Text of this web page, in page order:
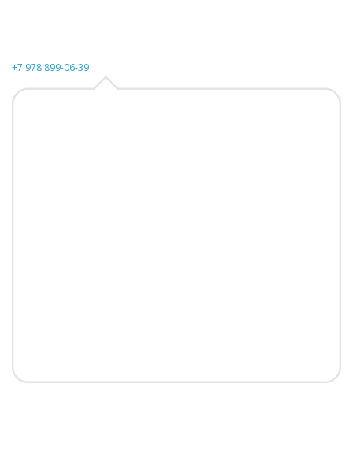
+7 978 899-06-39